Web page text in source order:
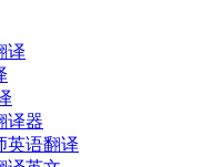
译
译器
英语翻译